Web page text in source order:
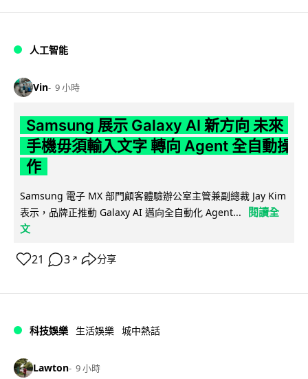
人工智能
Vin 9 小時
Samsung 展示 Galaxy AI 新方向 未來
手機毋須輸入文字 轉向 Agent 全自動操
作
Samsung 電子 MX 部門顧客體驗辦公室主管兼副總裁 Jay Kim
表示，品牌正推動 Galaxy AI 邁向全自動化 Agent...
閱讀全
文
21 3 ↗ 分享
科技娛樂 生活娛樂 城中熱話
Lawton 9 小時